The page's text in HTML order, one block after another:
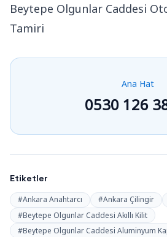
Beytepe Olgunlar Caddesi
Tamiri
Ana Hat
0530 126
Etiketler
#Ankara Anahtarcı #Ankara Çilingir
#Beytepe Olgunlar Caddesi Akıllı Kilit
#Beytepe Olgunlar Caddesi Aluminyum